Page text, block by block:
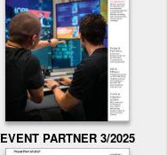
EVENT PARTNER 3/2025